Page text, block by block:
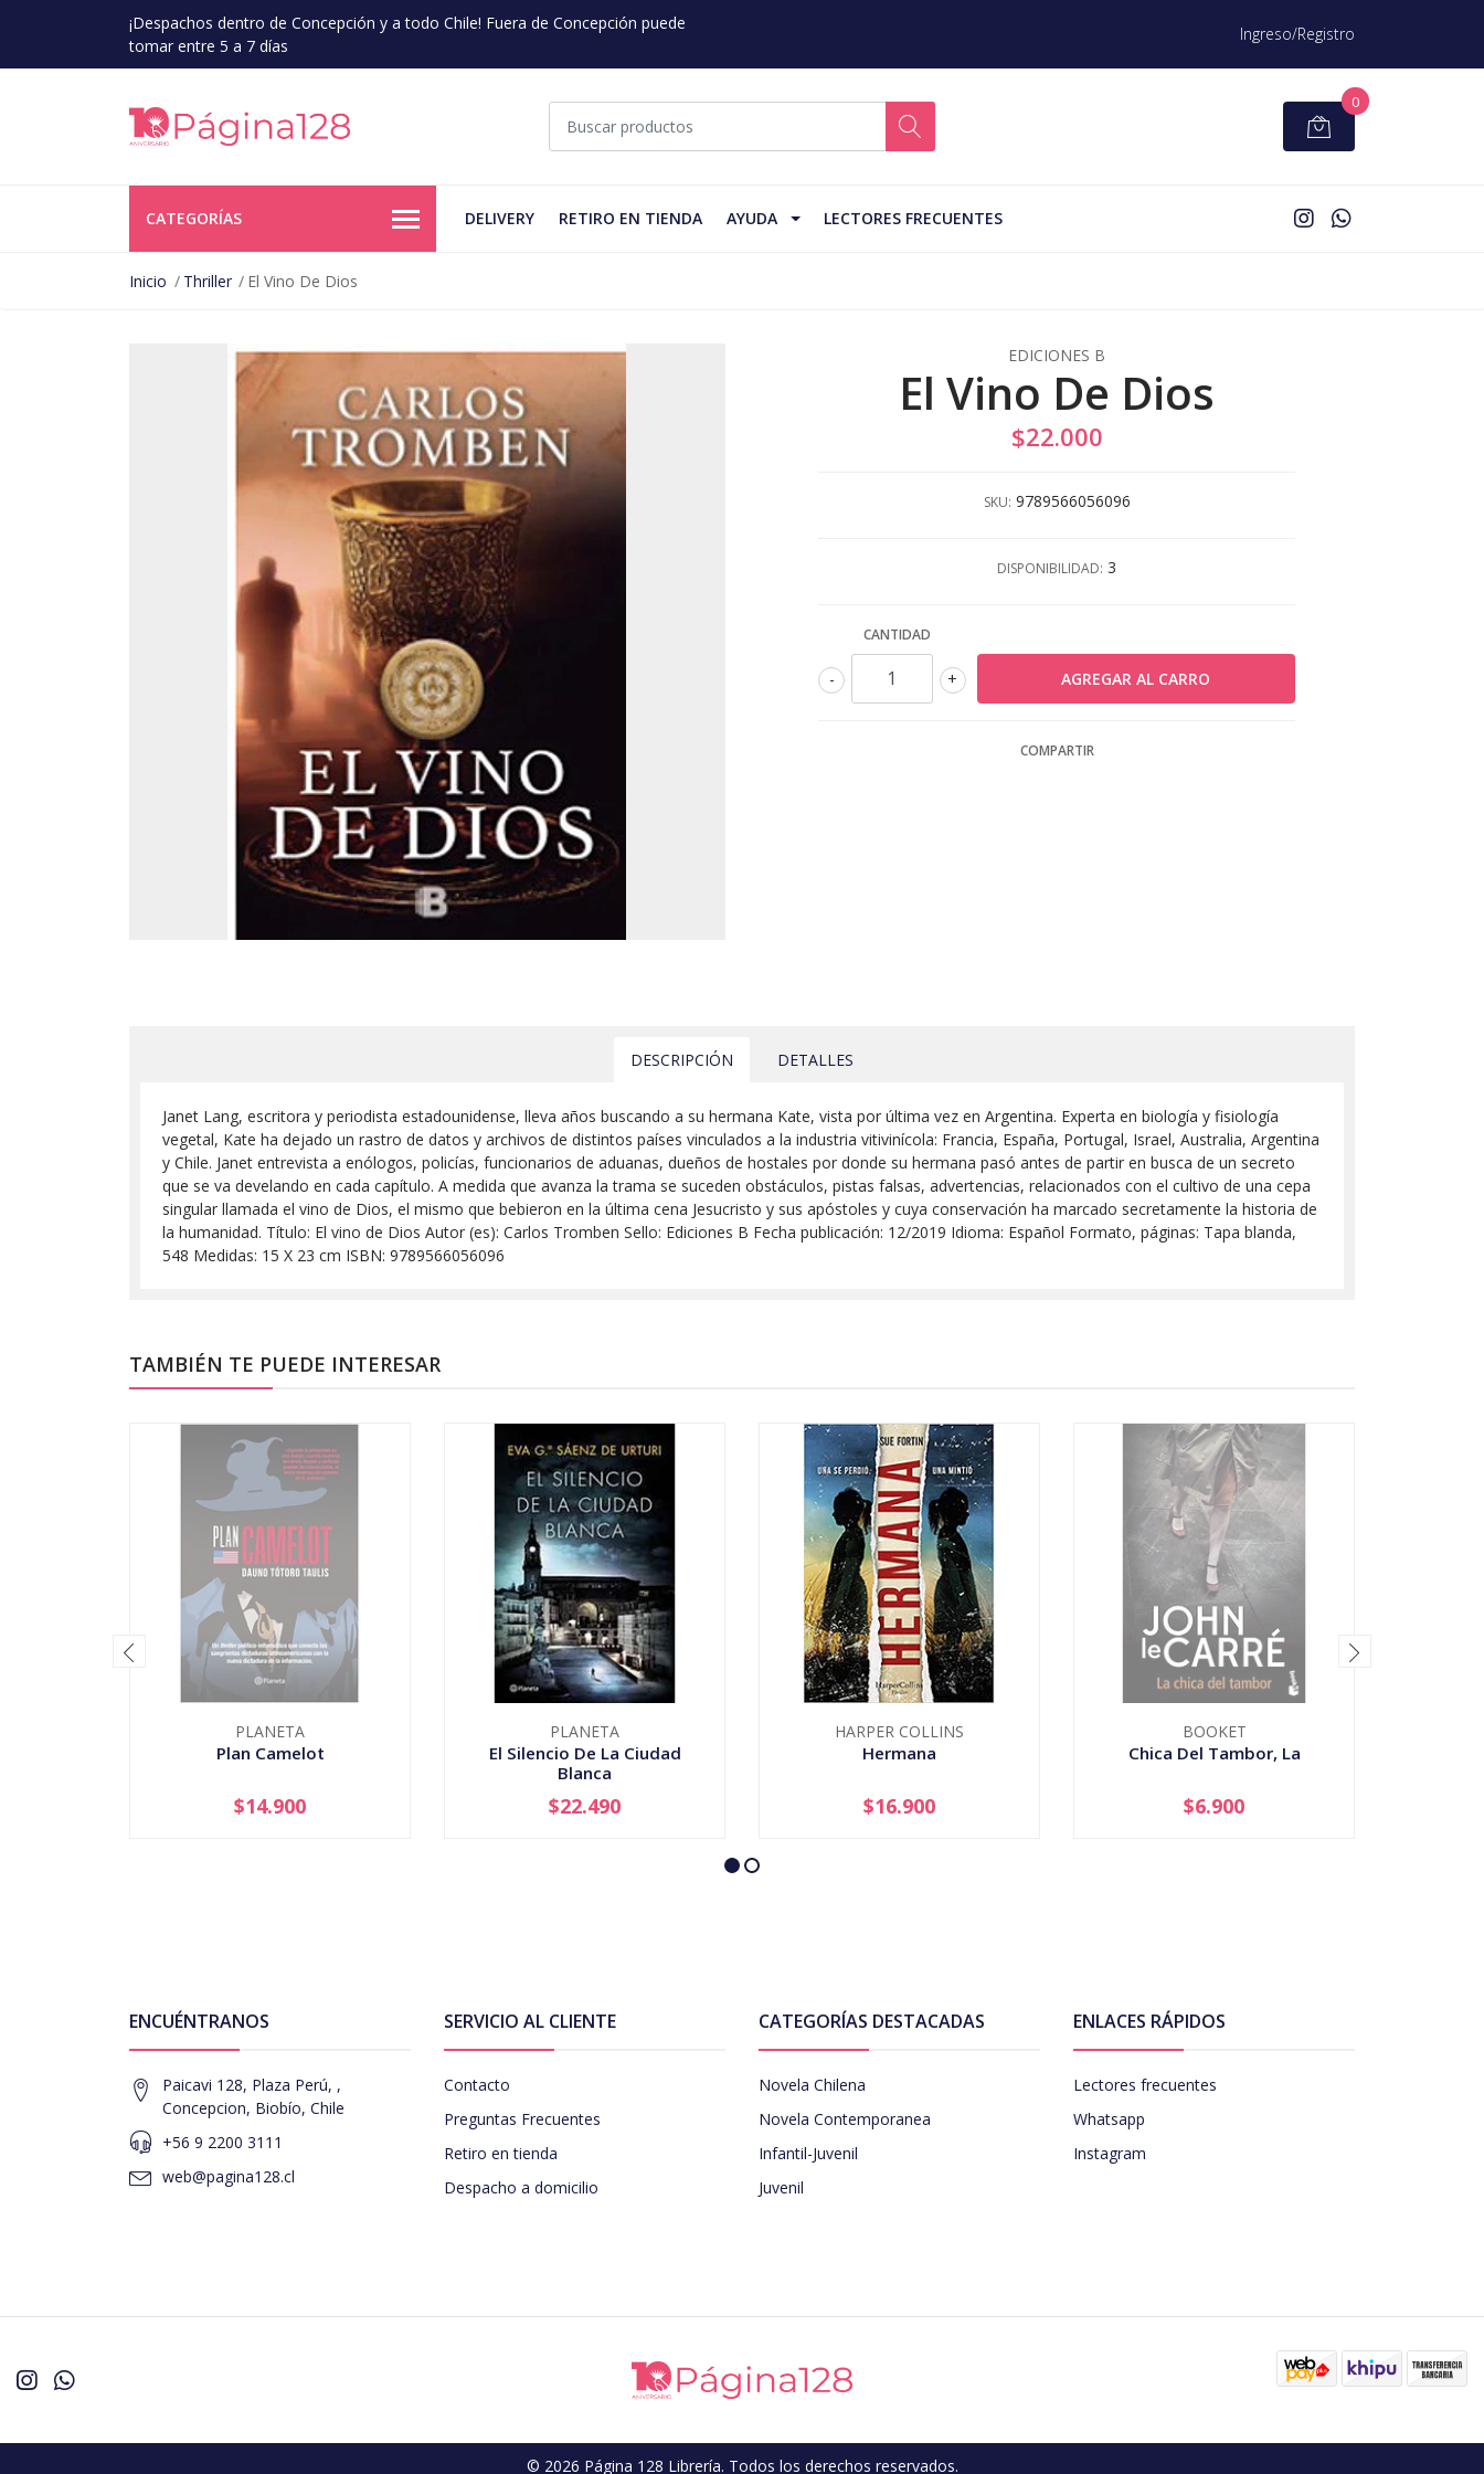
¡Despachos dentro de Concepción y a todo Chile! Fuera de Concepción puede
tomar entre 5 a 7 días
Ingreso/Registro
0
CATEGORÍAS DELIVERY RETIRO EN TIENDA AYUDA LECTORES FRECUENTES
Inicio Thriller El Vino De Dios
EDICIONES B
El Vino De Dios
$22.000
SKU: 9789566056096
DISPONIBILIDAD: 3
CANTIDAD
+
-
COMPARTIR
DESCRIPCIÓN DETALLES
Janet Lang, escritora y periodista estadounidense, lleva años buscando a su hermana Kate, vista por última vez en Argentina. Experta en biología y fisiología
vegetal, Kate ha dejado un rastro de datos y archivos de distintos países vinculados a la industria vitivinícola: Francia, España, Portugal, Israel, Australia, Argentina
y Chile. Janet entrevista a enólogos, policías, funcionarios de aduanas, dueños de hostales por donde su hermana pasó antes de partir en busca de un secreto
que se va develando en cada capítulo. A medida que avanza la trama se suceden obstáculos, pistas falsas, advertencias, relacionados con el cultivo de una cepa
singular llamada el vino de Dios, el mismo que bebieron en la última cena Jesucristo y sus apóstoles y cuya conservación ha marcado secretamente la historia de
la humanidad. Título: El vino de Dios Autor (es): Carlos Tromben Sello: Ediciones B Fecha publicación: 12/2019 Idioma: Español Formato, páginas: Tapa blanda,
548 Medidas: 15 X 23 cm ISBN: 9789566056096
TAMBIÉN TE PUEDE INTERESAR
PLANETA
Plan Camelot
AGOTADO
$14.900
PLANETA
El Silencio De La Ciudad
Blanca
+
$22.490
HARPER COLLINS
Hermana
+
$16.900
BOOKET
Chica Del Tambor, La
AGOTADO
$6.900
ENCUÉNTRANOS
Paicavi 128, Plaza Perú, ,
Concepcion, Biobío, Chile
+56 9 2200 3111
web@pagina128.cl
SERVICIO AL CLIENTE
Contacto
Preguntas Frecuentes
Retiro en tienda
Despacho a domicilio
CATEGORÍAS DESTACADAS
Novela Chilena
Novela Contemporanea
Infantil-Juvenil
Juvenil
ENLACES RÁPIDOS
Lectores frecuentes
Whatsapp
Instagram
© 2026 Página 128 Librería. Todos los derechos reservados.